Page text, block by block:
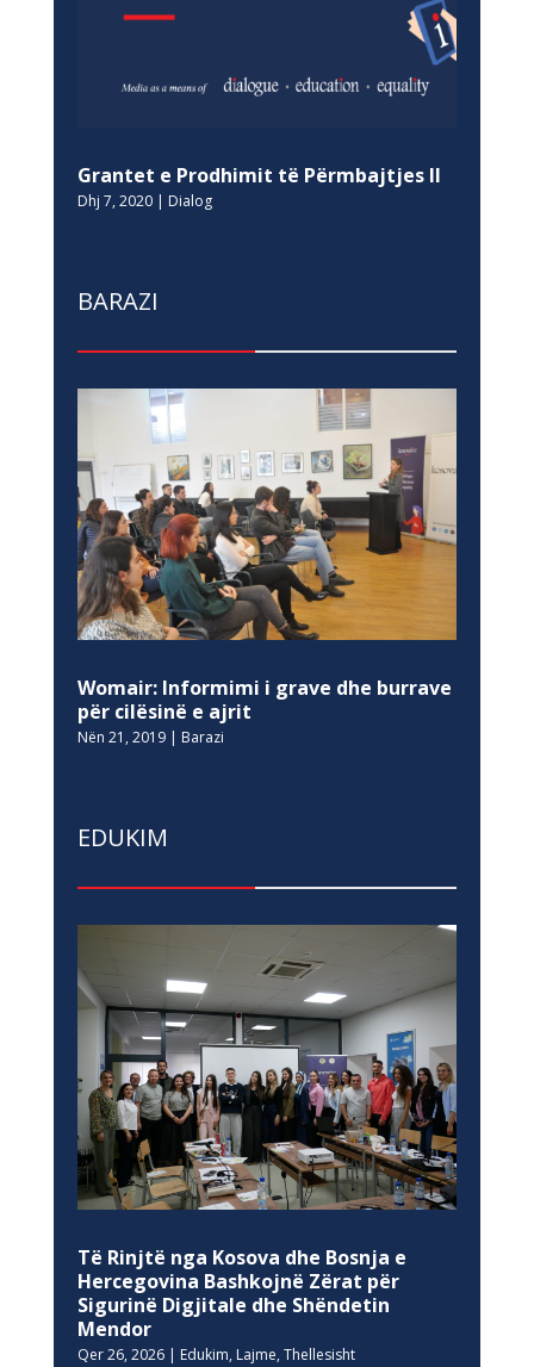
Grantet e Prodhimit të Përmbajtjes II
Dhj 7, 2020| Dialog
BARAZI
Womair: Informimi i grave dhe burrave
për cilësinë e ajrit
Nën 21, 2019| Barazi
EDUKIM
Të Rinjtë nga Kosova dhe Bosnja e
Hercegovina Bashkojnë Zërat për
Sigurinë Digjitale dhe Shëndetin
Mendor
Qer 26, 2026| Edukim, Lajme, Thellesisht